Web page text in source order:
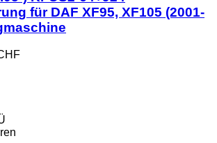
für DAF XF95, XF105 (2001-